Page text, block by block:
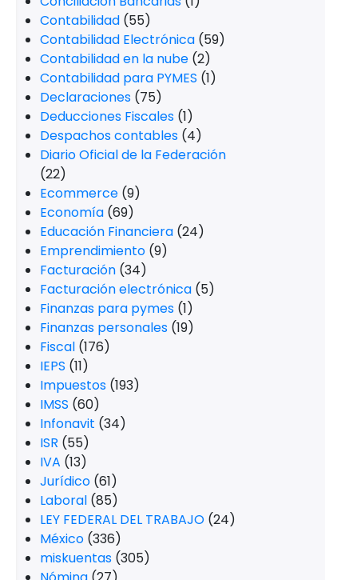
Contabilidad (55)
Contabilidad Electrónica (59)
Contabilidad en la nube (2)
Contabilidad para PYMES (1)
Declaraciones (75)
Deducciones Fiscales (1)
Despachos contables (4)
Diario Oficial de la Federación
(22)
Ecommerce (9)
Economía (69)
Educación Financiera (24)
Emprendimiento (9)
Facturación (34)
Facturación electrónica (5)
Finanzas para pymes (1)
Finanzas personales (19)
Fiscal (176)
IEPS (11)
Impuestos (193)
IMSS (60)
Infonavit (34)
ISR (55)
IVA (13)
Jurídico (61)
Laboral (85)
LEY FEDERAL DEL TRABAJO (24)
México (336)
miskuentas (305)